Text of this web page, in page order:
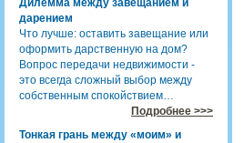
Дилемма между завещанием и
дарением
Что лучше: оставить завещание или
оформить дарственную на дом?
Вопрос передачи недвижимости -
это всегда сложный выбор между
собственным спокойствием…
Подробнее >>>
Тонкая грань между «моим» и